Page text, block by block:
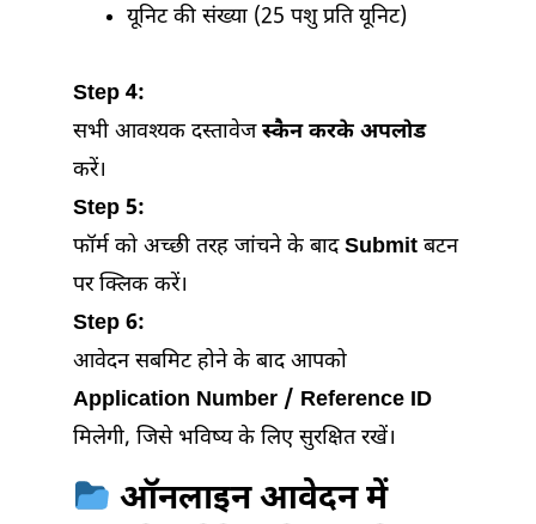
यूनिट की संख्या (25 पशु प्रति यूनिट)
Step 4:
सभी आवश्यक दस्तावेजस्कैन करके अपलोड
करें।
Step 5:
फॉर्म को अच्छी तरह जांचने के बादSubmit बटन
पर क्लिक करें।
Step 6:
आवेदन सबमिट होने के बाद आपको
Application Number / Reference ID
मिलेगी, जिसे भविष्य के लिए सुरक्षित रखें।
ऑनलाइन आवेदन में